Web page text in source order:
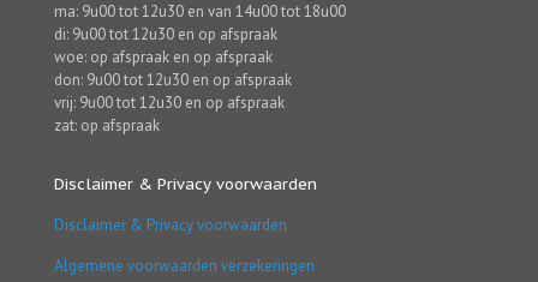
ma: 9u00 tot 12u30 en van 14u00 tot 18u00
di: 9u00 tot 12u30 en op afspraak
woe: op afspraak en op afspraak
don: 9u00 tot 12u30 en op afspraak
vrij: 9u00 tot 12u30 en op afspraak
zat: op afspraak
Disclaimer & Privacy voorwaarden
Disclaimer & Privacy voorwaarden
Algemene voorwaarden verzekeringen